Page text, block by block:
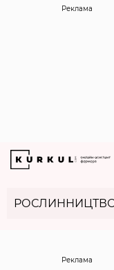
Реклама
Реклама